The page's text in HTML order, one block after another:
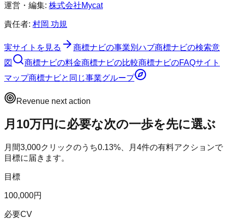
運営・編集: 株式会社Mycat
責任者: 村岡 功規
実サイトを見る 商標ナビの事業別ハブ商標ナビの検索意
図
商標ナビの料金商標ナビの比較商標ナビのFAQサイト
マップ商標ナビと同じ事業グループ
Revenue next action
月10万円に必要な次の一歩を先に選ぶ
月間3,000クリックのうち0.13%、月 4件の有料アクションで
目標に届きます。
目標
100,000円
必要CV